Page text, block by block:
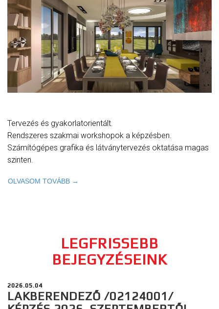
Tervezés és gyakorlatorientált.
Rendszeres szakmai workshopok a képzésben.
Számítógépes grafika és látványtervezés oktatása magas
szinten.
OLVASOM TOVÁBB →
LEGFRISSEBB
BEJEGYZÉSEINK
2026.05.04
LAKBERENDEZŐ /02124001/